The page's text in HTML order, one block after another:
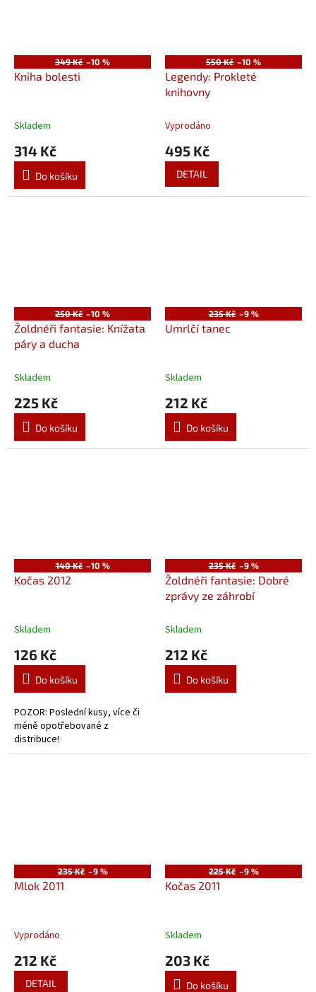
349 Kč –10 %
Kniha bolesti
Skladem
314 Kč
Do košíku
550 Kč –10 %
Legendy: Prokleté
knihovny
Vyprodáno
495 Kč
DETAIL
250 Kč –10 %
Žoldnéři fantasie: Knížata
páry a ducha
Skladem
225 Kč
Do košíku
235 Kč –9 %
Umrlčí tanec
Skladem
212 Kč
Do košíku
140 Kč –10 %
Kočas 2012
Skladem
126 Kč
Do košíku
POZOR: Poslední kusy, více či
méně opotřebované z
distribuce!
235 Kč –9 %
Žoldnéři fantasie: Dobré
zprávy ze záhrobí
Skladem
212 Kč
Do košíku
235 Kč –9 %
Mlok 2011
Vyprodáno
212 Kč
DETAIL
225 Kč –9 %
Kočas 2011
Skladem
203 Kč
Do košíku